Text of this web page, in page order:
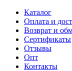
Каталог
Оплата и
Возврат и
Сертификаты
Отзывы
Опт
Контакты